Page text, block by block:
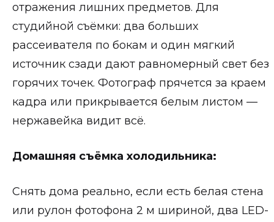
отражения лишних предметов. Для
студийной съёмки: два больших
рассеивателя по бокам и один мягкий
источник сзади дают равномерный свет без
горячих точек. Фотограф прячется за краем
кадра или прикрывается белым листом —
нержавейка видит всё.
Домашняя съёмка холодильника:
Снять дома реально, если есть белая стена
или рулон фотофона 2 м шириной, два LED-